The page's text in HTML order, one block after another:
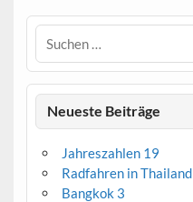
Neueste Beiträge
Jahreszahlen 19
Radfahren in Thailand
Bangkok 3